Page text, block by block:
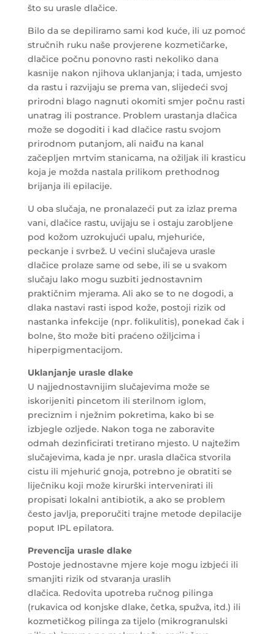
što su urasle dlačice.
Bilo da se depiliramo sami kod kuće, ili uz pomoć
stručnih ruku naše provjerene kozmetičarke,
dlačice počnu ponovno rasti nekoliko dana
kasnije nakon njihova uklanjanja; i tada, umjesto
da rastu i razvijaju se prema van, slijedeći svoj
prirodni blago nagnuti okomiti smjer počnu rasti
unatrag ili postrance. Problem urastanja dlačica
može se dogoditi i kad dlačice rastu svojom
prirodnom putanjom, ali naiđu na kanal
začepljen mrtvim stanicama, na ožiljak ili krasticu
koja je možda nastala prilikom prethodnog
brijanja ili epilacije.
U oba slučaja, ne pronalazeći put za izlaz prema
vani, dlačice rastu, uvijaju se i ostaju zarobljene
pod kožom uzrokujući upalu, mjehuriće,
peckanje i svrbež. U većini slučajeva urasle
dlačice prolaze same od sebe, ili se u svakom
slučaju lako mogu suzbiti jednostavnim
praktičnim mjerama. Ali ako se to ne dogodi, a
dlaka nastavi rasti ispod kože, postoji rizik od
nastanka infekcije (npr. folikulitis), ponekad čak i
bolne, što može biti praćeno ožiljcima i
hiperpigmentacijom.
Uklanjanje urasle dlake
U najjednostavnijim slučajevima može se
iskorijeniti pincetom ili sterilnom iglom,
preciznim i nježnim pokretima, kako bi se
izbjegle ozljede. Nakon toga ne zaboravite
odmah dezinficirati tretirano mjesto. U najtežim
slučajevima, kada je npr. urasla dlačica stvorila
cistu ili mjehurić gnoja, potrebno je obratiti se
liječniku koji može kirurški intervenirati ili
propisati lokalni antibiotik, a ako se problem
često javlja, preporučiti trajne metode depilacije
poput IPL epilatora.
Prevencija urasle dlake
Postoje jednostavne mjere koje mogu izbjeći ili
smanjiti rizik od stvaranja uraslih
dlačica. Redovita upotreba ručnog pilinga
(rukavica od konjske dlake, četka, spužva, itd.) ili
kozmetičkog pilinga za tijelo (mikrogranulski